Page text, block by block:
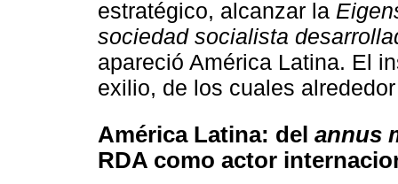
estratégico, alcanzar la
sociedad socialista
apareció América Latina. El
exilio, de los cuales
América Latina: del annus
RDA como actor